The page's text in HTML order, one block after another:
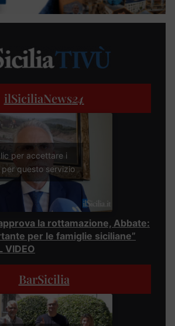
ilSiciliaNews24
per accettare i
per questo servizio
la rottamazione, Abbate:
per le famiglie siciliane”
VIDEO
BarSicilia